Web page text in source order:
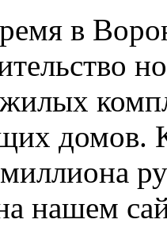
в
домов.
нашем